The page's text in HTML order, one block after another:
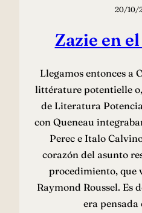
20/10/
Zazie en
Llegamos entonces a
littérature potentielle
de Literatura
con Queneau
Perec e Italo
corazón del asunto
procedimiento, que
Raymond Roussel. Es
era